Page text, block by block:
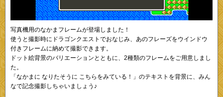
写真機用のなかまフレームが登場しました！
使うと撮影時にドラゴンクエストでおなじみ、あのフレーズをウインドウ
付きフレームに納めて撮影できます。
ドット絵背景のバリエーションとともに、2種類のフレームをご用意しまし
た。
「なかまに なりたそうに こちらをみている！」のテキストを背景に、みん
なで記念撮影しちゃいましょう♪